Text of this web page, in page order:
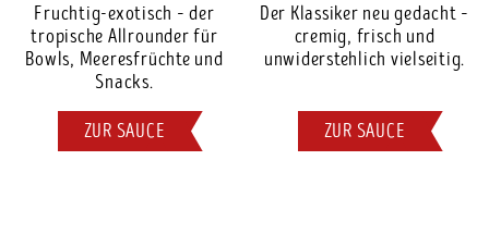
Fruchtig-exotisch – der
tropische Allrounder für
Bowls, Meeresfrüchte und
Snacks.
ZUR SAUCE
Der Klassiker neu gedacht –
cremig, frisch und
unwiderstehlich vielseitig.
ZUR SAUCE